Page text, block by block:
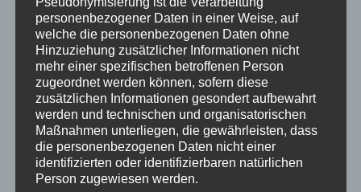
schaffen wir dann den Sprung in die
Antwortjahre, ohne steckenzubleiben?
Stell die richtigen Fragen
Dein Gehirn liefert dir immer die Antworten,
nach denen du suchst. Fragst du: „Warum
klappt das bei mir nie?“, sucht dein Zeigarnik-
Effekt im Archiv deines Lebens nach
Beweisen, warum du ein Versager bist.
personenbezogener Daten in einer Weise, auf
welche die personenbezogenen Daten ohne
Hinzuziehung zusätzlicher Informationen nicht
mehr einer spezifischen betroffenen Person
zugeordnet werden können, sofern diese
zusätzlichen Informationen gesondert aufbewahrt
werden und technischen und organisatorischen
Maßnahmen unterliegen, die gewährleisten, dass
die personenbezogenen Daten nicht einer
identifizierten oder identifizierbaren natürlichen
Person zugewiesen werden.